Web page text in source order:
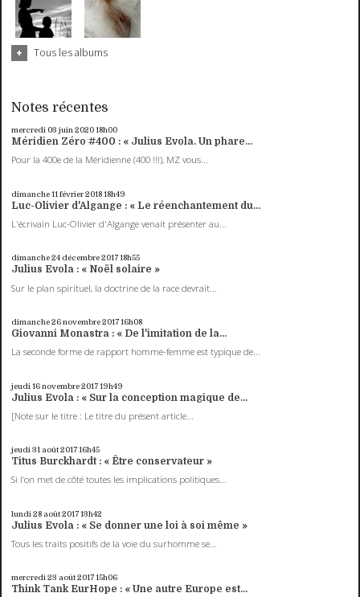
Tous les albums
Notes récentes
mercredi 03 juin 202018h00
Méridien Zéro #400 : « Julius Evola. Un phare...
Pour la 400e de la Méridienne (400 !!!), MZ vous...
dimanche 11 février 201818h49
Luc-Olivier d'Algange : « Le réenchantement du...
L'écrivain Luc-Olivier d'Algange venait présenter au...
dimanche 24 décembre 201718h55
Julius Evola : « Noël solaire »
Sur le plan spirituel, la doctrine de la race devrait...
dimanche 26novembre 201716h08
Giovanni Monastra : « De l'imitation de la...
La seconde forme de rapport homme-femme est typique de...
jeudi 16novembre 201719h49
Julius Evola : « Sur la conception magique de...
[Note sur le titre : Le titre du présent article...
jeudi 31 août 201716h45
Titus Burckhardt : « Être conservateur »
Si l’on met de côté toutes les implications politiques...
lundi 28 août 201713h42
Julius Evola : « Se donner une loi à soi même »
Tous les traits positifs de la voie du surhomme se...
mercredi 23 août 201715h06
Think Tank EurHope : « Une autre Europe est...